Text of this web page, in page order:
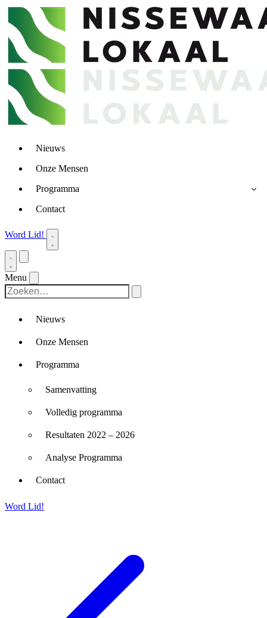
Nieuws
Onze Mensen
Programma
Contact
Word Lid!
Menu
Nieuws
Onze Mensen
Programma
Samenvatting
Volledig programma
Resultaten 2022 – 2026
Analyse Programma
Contact
Word Lid!